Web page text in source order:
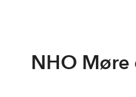
NHO Møre